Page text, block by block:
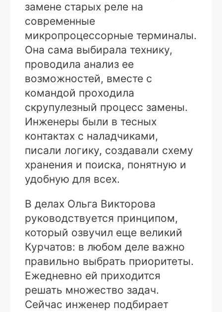
замене старых реле на
современные
микропроцессорные терминалы.
Она сама выбирала технику,
проводила анализ ее
возможностей, вместе с
командой проходила
скрупулезный процесс замены.
Инженеры были в тесных
контактах с наладчиками,
писали логику, создавали схему
хранения и поиска, понятную и
удобную для всех.
В делах Ольга Викторова
руководствуется принципом,
который озвучил еще великий
Курчатов: в любом деле важно
правильно выбрать приоритеты.
Ежедневно ей приходится
решать множество задач.
Сейчас инженер подбирает